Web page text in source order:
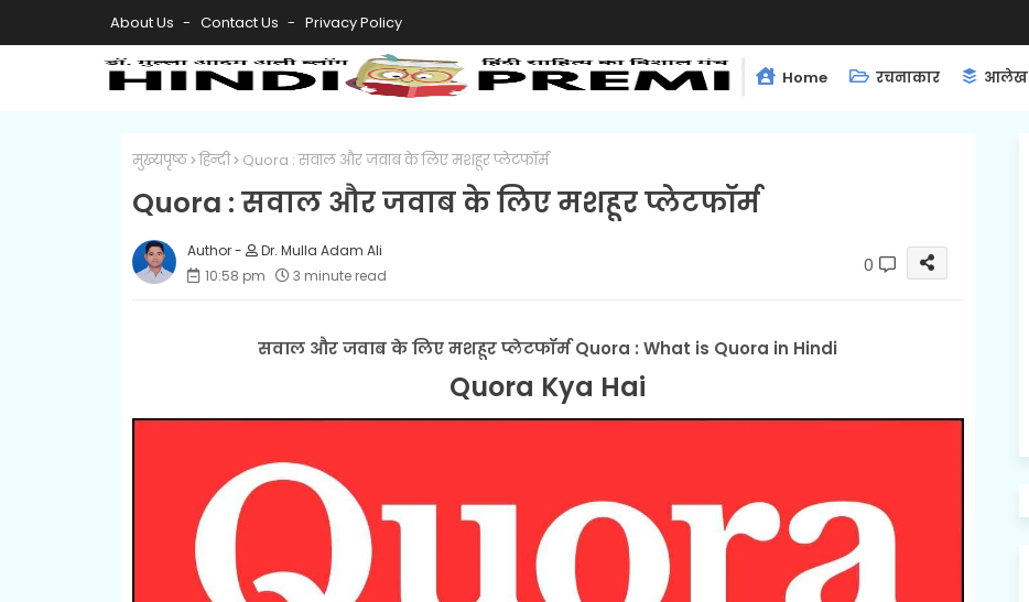
About Us Contact Us Privacy Policy
Home रचनाकार आलेख
मुख्यपृष्ठ हिन्दी Quora : सवाल और जवाब के लिए मशहूर प्लेटफॉर्म
Quora : सवाल और जवाब के लिए मशहूर प्लेटफॉर्म
Dr. Mulla Adam Ali
10:58 pm
3 minute read 0
सवाल और जवाब के लिए मशहूर प्लेटफॉर्म Quora : What is Quora in Hindi
Quora Kya Hai